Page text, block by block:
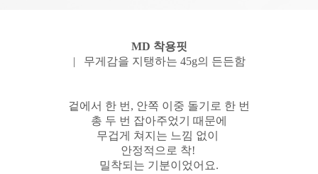
MD 착용핏
| 무게감을 지탱하는 45g의 든든함
겉에서 한 번, 안쪽 이중 돌기로 한 번
총 두 번 잡아주었기 때문에
무겁게 쳐지는 느낌 없이
안정적으로 착!
밀착되는 기분이었어요.